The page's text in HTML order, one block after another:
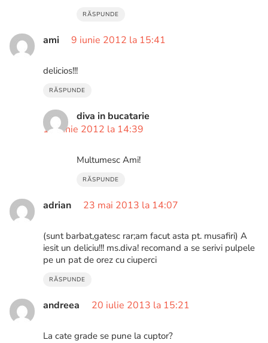
RĂSPUNDE
ami 9 iunie 2012 la 15:41
delicios!!!
RĂSPUNDE
diva in bucatarie
10 iunie 2012 la 14:39
Multumesc Ami!
RĂSPUNDE
adrian 23 mai 2013 la 14:07
(sunt barbat,gatesc rar;am facut asta pt. musafiri) A
iesit un deliciu!!! ms.diva! recomand a se serivi pulpele
pe un pat de orez cu ciuperci
RĂSPUNDE
andreea 20 iulie 2013 la 15:21
La cate grade se pune la cuptor?